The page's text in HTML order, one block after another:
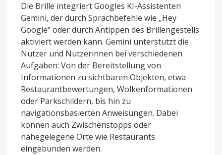
Die Brille integriert Googles KI-Assistenten
Gemini, der durch Sprachbefehle wie „Hey
Google“ oder durch Antippen des Brillengestells
aktiviert werden kann. Gemini unterstützt die
Nutzer und Nutzerinnen bei verschiedenen
Aufgaben: Von der Bereitstellung von
Informationen zu sichtbaren Objekten, etwa
Restaurantbewertungen, Wolkenformationen
oder Parkschildern, bis hin zu
navigationsbasierten Anweisungen. Dabei
können auch Zwischenstopps oder
nahegelegene Orte wie Restaurants
eingebunden werden.